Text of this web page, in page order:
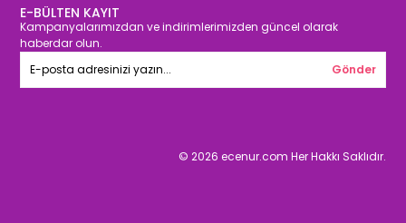
E-BÜLTEN KAYIT
Kampanyalarımızdan ve indirimlerimizden güncel olarak
haberdar olun.
Gönder
© 2026 ecenur.com Her Hakkı Saklıdır.